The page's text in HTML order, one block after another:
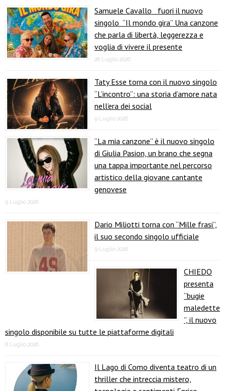
Samuele Cavallo fuori il nuovo
singolo “Il mondo gira” Una canzone
che parla di libertà, leggerezza e
voglia di vivere il presente
26 Luglio 2026
Taty Esse torna con il nuovo singolo
“L’incontro”: una storia d’amore nata
nell’era dei social
9 Luglio 2026
“La mia canzone” è il nuovo singolo
di Giulia Pasion, un brano che segna
una tappa importante nel percorso
artistico della giovane cantante
genovese
9 Luglio 2026
Dario Miliotti torna con “Mille frasi”,
il suo secondo singolo ufficiale
9 Luglio 2026
CHIEDO
presenta
“bugie
maledette
”, il nuovo
singolo disponibile su tutte le piattaforme digitali
8 Luglio 2026
Il Lago di Como diventa teatro di un
thriller che intreccia mistero,